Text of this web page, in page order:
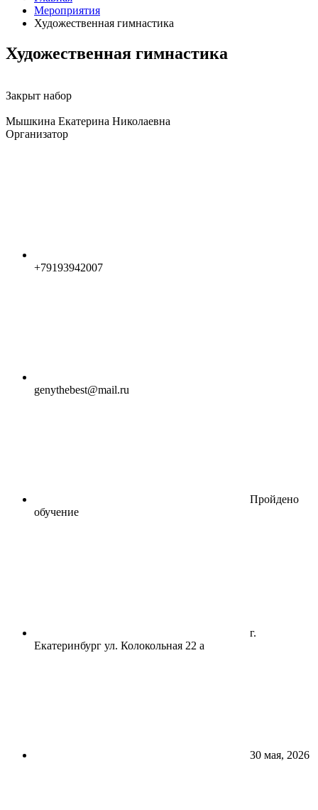
Мероприятия
Художественная гимнастика
Художественная гимнастика
Закрыт набор
Мышкина Екатерина Николаевна
Организатор
+79193942007
genythebest@mail.ru
Пройдено
обучение
г.
Екатеринбург ул. Колокольная 22 а
30 мая, 2026